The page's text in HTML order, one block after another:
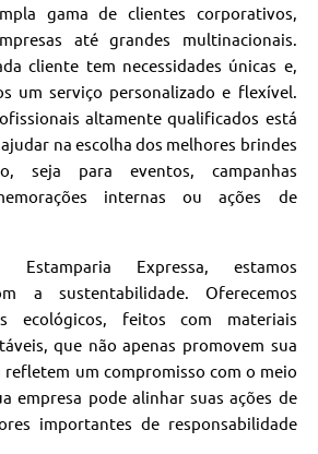
gama de clientes corporativos,
até grandes multinacionais.
cliente tem necessidades únicas e,
um serviço personalizado e flexível.
altamente qualificados está
na escolha dos melhores brindes
seja para eventos, campanhas
internas ou ações de
Expressa, estamos
a sustentabilidade. Oferecemos
ecológicos, feitos com materiais
que não apenas promovem sua
refletem um compromisso com o meio
empresa pode alinhar suas ações de
importantes de responsabilidade